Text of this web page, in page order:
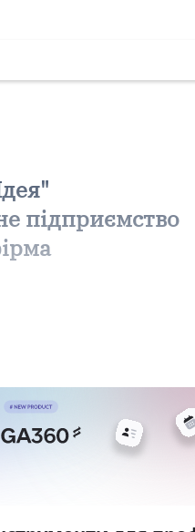
підприємство